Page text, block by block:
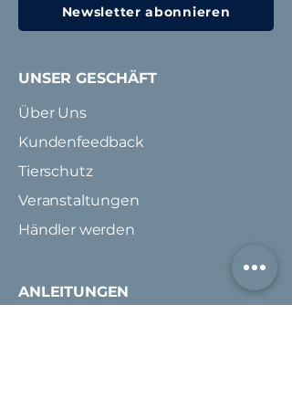
Newsletter abonnieren
UNSER GESCHÄFT
Über Uns
Kundenfeedback
Tierschutz
Veranstaltungen
Händler werden
ANLEITUNGEN